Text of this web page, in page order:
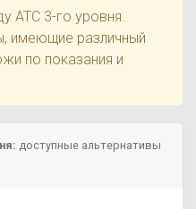
ATC 3-го уровня.
имеющие различный
по показания и
доступные альтернативы